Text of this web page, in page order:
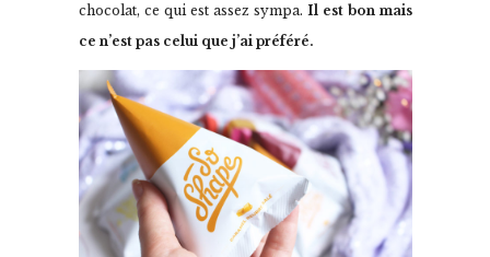
chocolat, ce qui est assez sympa. Il est bon mais
ce n’est pas celui que j’ai préféré.